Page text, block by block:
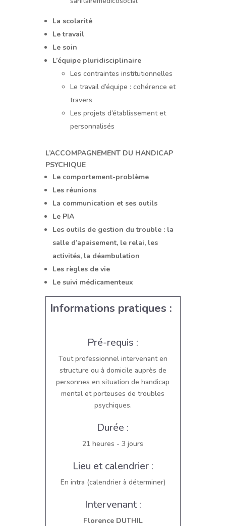
La scolarité
Le travail
Le soin
L’équipe pluridisciplinaire
Les contraintes institutionnelles
Le travail d’équipe : cohérence et
travers
Les projets d’établissement et
personnalisés
L’ACCOMPAGNEMENT DU HANDICAP
PSYCHIQUE
Le comportement-problème
Les réunions
La communication et ses outils
Le PIA
Les outils de gestion du trouble : la
salle d’apaisement, le relai, les
activités, la déambulation
Les règles de vie
Le suivi médicamenteux
Informations pratiques :
Pré-requis :
Tout professionnel intervenant en
structure ou à domicile auprès de
personnes en situation de handicap
mental et porteuses de troubles
psychiques.
Durée :
21 heures - 3 jours
Lieu et calendrier :
En intra (calendrier à déterminer)
Intervenant :
Florence DUTHIL